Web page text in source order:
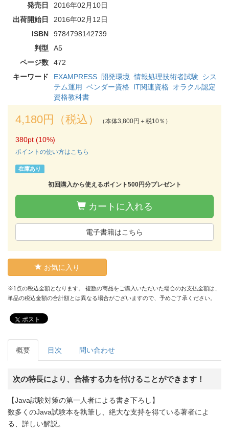
発売日
2016年02月10日
出荷開始日
2016年02月12日
ISBN
9784798142739
判型
A5
ページ数
472
キーワード
EXAMPRESS 開発環境 情報処理技術者試験 シス
テム運用
ベンダー資格 IT関連資格 オラクル認定
資格教科書
4,180円（税込） （本体3,800円＋税10％）
380pt (10%)
ポイントの使い方はこちら
在庫あり
初回購入から使えるポイント500円分プレゼント
カートに入れる
電子書籍はこちら
お気に入り
※1点の税込金額となります。 複数の商品をご購入いただいた場合のお支払金額は、
単品の税込金額の合計額とは異なる場合がございますので、予めご了承ください。
ポスト
概要 目次 問い合わせ
次の特長により、合格する力を付けることができます！
【Java試験対策の第一人者による書き下ろし】
数多くのJava試験本を執筆し、絶大な支持を得ている著者によ
る、詳しい解説。